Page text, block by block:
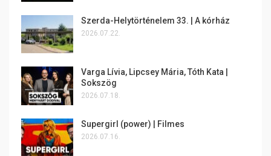
Szerda-Helytörténelem 33. | A kórház
2026.07.22.
Varga Lívia, Lipcsey Mária, Tóth Kata |
Sokszög
2026.07.18.
Supergirl (power) | Filmes
2026.07.16.